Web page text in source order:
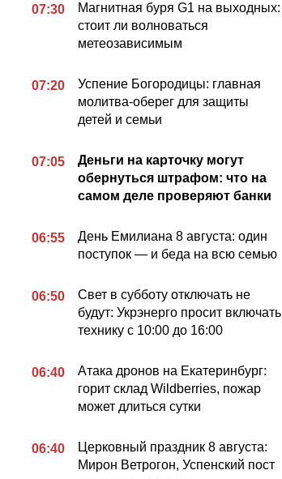
07:30
Магнитная буря G1 на выходных:
стоит ли волноваться
метеозависимым
07:20
Успение Богородицы: главная
молитва-оберег для защиты
детей и семьи
07:05
Деньги на карточку могут
обернуться штрафом: что на
самом деле проверяют банки
06:55
День Емилиана 8 августа: один
поступок — и беда на всю семью
06:50
Свет в субботу отключать не
будут: Укрэнерго просит включать
технику с 10:00 до 16:00
06:40
Атака дронов на Екатеринбург:
горит склад Wildberries, пожар
может длиться сутки
06:40
Церковный праздник 8 августа:
Мирон Ветрогон, Успенский пост